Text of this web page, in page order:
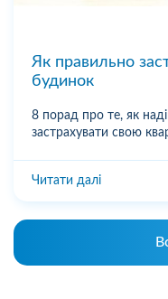
Як правильно
будинок
8 порад про те, як
застрахувати свою
Читати далі